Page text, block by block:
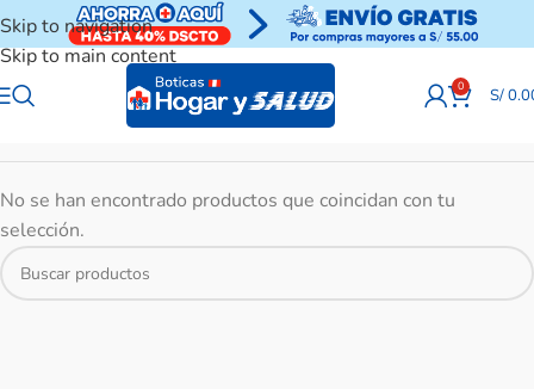
Skip to navigation
Skip to main content
0 S/
No se han encontrado productos que coincidan con tu
selección.